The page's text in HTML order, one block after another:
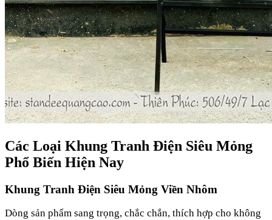
Các Loại Khung Tranh Điện Siêu Mỏng
Phổ Biến Hiện Nay
Khung Tranh Điện Siêu Mỏng Viền Nhôm
Dòng sản phẩm sang trọng, chắc chắn, thích hợp cho không